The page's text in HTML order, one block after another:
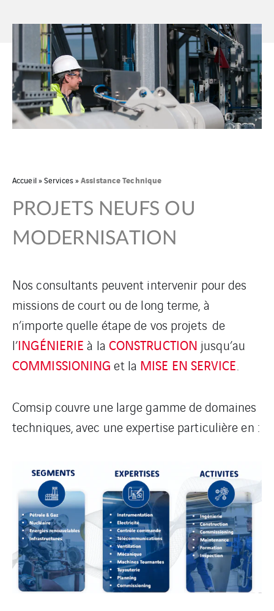
Accueil»Services»Assistance Technique
PROJETS NEUFS OU
MODERNISATION
Nos consultants peuvent intervenir pour des
missions de court ou de long terme, à
n’importe quelle étape de vos projets de
l’INGÉNIERIE à la CONSTRUCTION jusqu’au
COMMISSIONINGet la MISE EN SERVICE.
Comsip couvre une large gamme de domaines
techniques, avec une expertise particulière en :